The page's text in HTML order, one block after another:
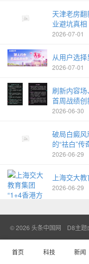
天津老房
业避坑真相
2026-07-01
从用户选
2026-07-01
刷新内容
首周战绩创
2026-06-30
破局白癜
的“祛白”传
2026-06-29
上海交大
2026-06-29
© 2026 头条中国网 D8主题
首页 科技 新闻